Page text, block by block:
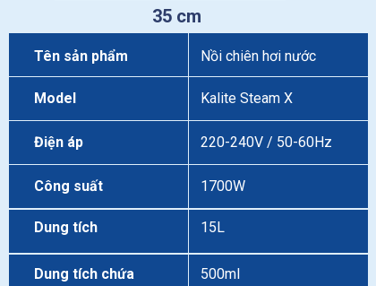
35 cm
Nồi chiên hơi nước
Model Kalite Steam X
Điện áp 220-240V / 50-60Hz
Công suất
Dung tích
Dung tích chứa
1700W
15L
500ml
Tên sản phẩm